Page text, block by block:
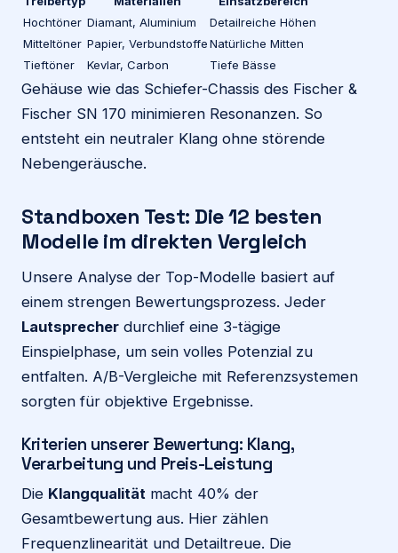
Hochtöner Diamant, Aluminium
Detailreiche Höhen
Mitteltöner Papier, VerbundstoffeNatürliche Mitten
Tieftöner
Kevlar, Carbon Tiefe Bässe
Gehäuse wie das Schiefer-Chassis des Fischer &
Fischer SN 170 minimieren Resonanzen. So
entsteht ein neutraler Klang ohne störende
Nebengeräusche.
Standboxen Test: Die 12 besten
Modelle im direkten Vergleich
Unsere Analyse der Top-Modelle basiert auf
einem strengen Bewertungsprozess. Jeder
Lautsprecher durchlief eine 3-tägige
Einspielphase, um sein volles Potenzial zu
entfalten. A/B-Vergleiche mit Referenzsystemen
sorgten für objektive Ergebnisse.
Kriterien unserer Bewertung: Klang,
Verarbeitung und Preis-Leistung
Die Klangqualität macht 40% der
Gesamtbewertung aus. Hier zählen
Frequenzlinearität und Detailtreue. Die